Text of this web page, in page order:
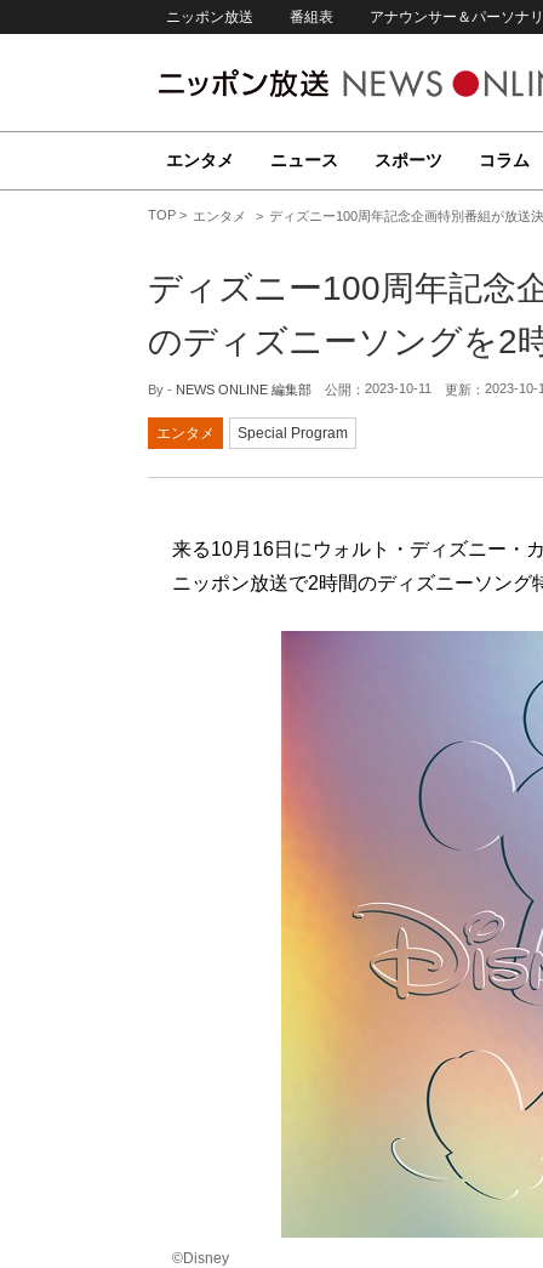
ニッポン放送 番組表 アナウンサー＆パーソナ
エンタメ ニュース スポーツ コラム
TOP エンタメ ディズニー100周年記念企画特別番組が放送
ディズニー100周年記念
のディズニーソングを2
By - NEWS ONLINE 編集部 公開： 2023-10-11 更新： 2023-10-
エンタメ Special Program
来る10月16日にウォルト・ディズニー・
ニッポン放送で2時間のディズニーソン
©Disney